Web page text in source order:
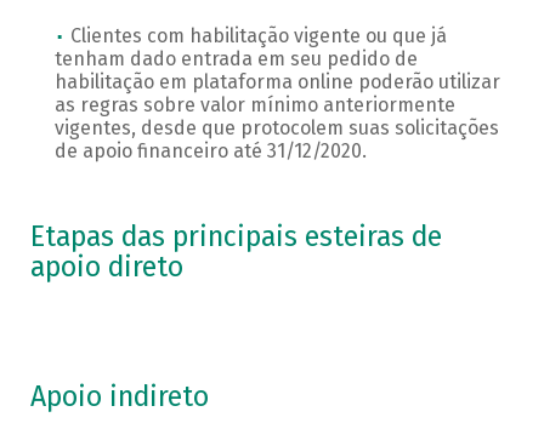
Clientes com habilitação vigente ou que já
tenham dado entrada em seu pedido de
habilitação em plataforma online poderão utilizar
as regras sobre valor mínimo anteriormente
vigentes, desde que protocolem suas solicitações
de apoio financeiro até 31/12/2020.
Etapas das principais esteiras de
apoio direto
Apoio indireto